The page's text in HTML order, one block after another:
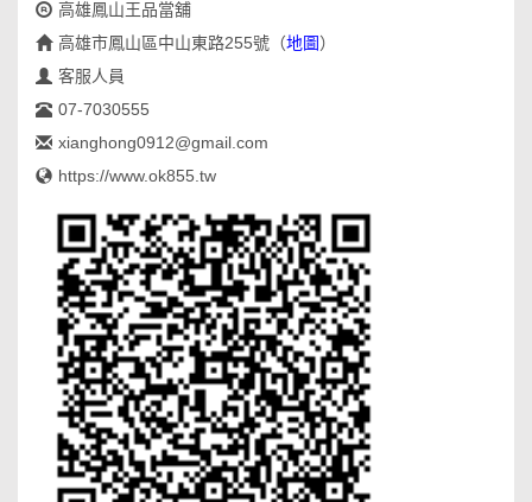
高雄鳳山王品當舖
高雄市鳳山區中山東路255號 （地圖）
客服人員
07-7030555
xianghong0912@gmail.com
https://www.ok855.tw